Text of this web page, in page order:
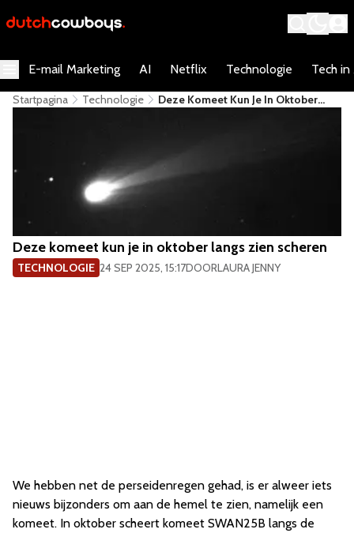
E-mail Marketing AI Netflix Technologie Tech in
Startpagina Technologie
Deze Komeet Kun Je In Oktober
Deze komeet kun je in oktober langs zien scheren
TECHNOLOGIE 24 SEP 2025, 15:17DOORLAURA JENNY
We hebben net de perseidenregen gehad, is er alweer iets
nieuws bijzonders om aan de hemel te zien, namelijk een
komeet. In oktober scheert komeet SWAN25B langs de